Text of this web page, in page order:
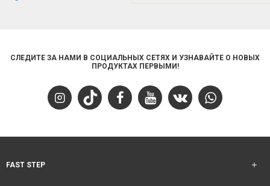
СЛЕДИТЕ ЗА НАМИ В СОЦИАЛЬНЫХ СЕТЯХ И УЗНАВАЙТЕ О НОВЫХ
ПРОДУКТАХ ПЕРВЫМИ!
FAST STEP